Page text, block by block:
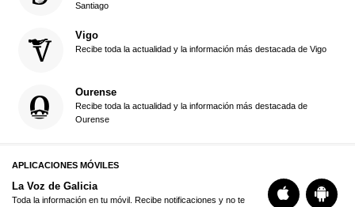
Santiago
Vigo
Recibe toda la actualidad y la información más destacada de Vigo
Ourense
Recibe toda la actualidad y la información más destacada de
Ourense
APLICACIONES MÓVILES
La Voz de Galicia
Toda la información en tu móvil. Recibe notificaciones y no te